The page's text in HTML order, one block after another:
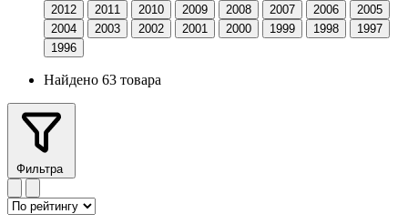
2012
2011 2010 2009 2008 2007 2006
2005
2004
2003 2002 2001 2000 1999 1998
1997
1996
Найдено 63 товара
Фильтра